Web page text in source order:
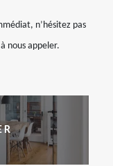
n’hésitez pas
nous appeler.